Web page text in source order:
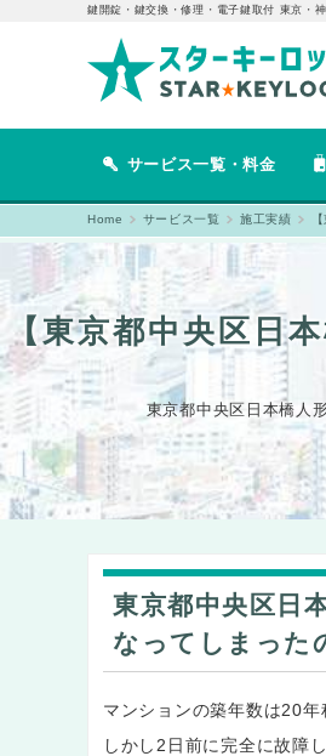
鍵開錠・鍵交換・修理・電子鍵取付 東京・
サービス一覧・料金
Home サービス一覧 施工実績
【東京都中央区日
東京都中央区日本橋人
東京都中央区日
なってしまった
マンションの築年数は20
しかし2日前に完全に故障